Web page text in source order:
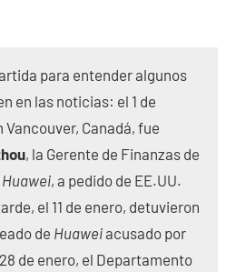
para entender algunos
en las noticias: el 1 de
Vancouver, Canadá, fue
, la Gerente de Finanzas de
Huawei, a pedido de EE.UU.
el 11 de enero, detuvieron
de Huaweiacusado por
de enero, el Departamento